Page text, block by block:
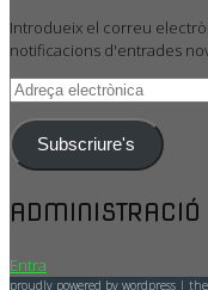
Introdueix el correu
notificacions d'entrades
Adreça
Subscriure's
ADMINISTRACIÓ
Entra
proudly powered by wordpress |